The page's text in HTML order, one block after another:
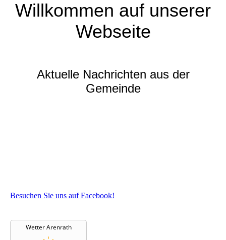
Willkommen auf unserer
Webseite
Aktuelle Nachrichten aus der
Gemeinde
Besuchen Sie uns auf Facebook!